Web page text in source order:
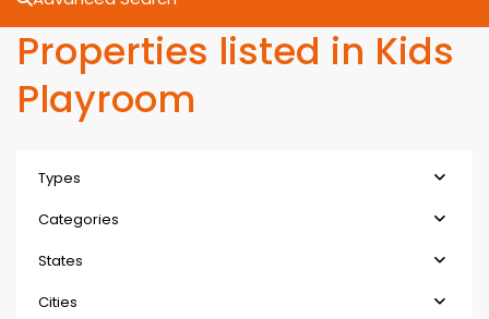
Properties listed in Kids
Playroom
Types
Categories
States
Cities